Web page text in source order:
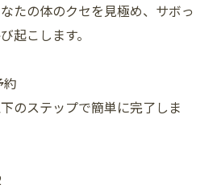
たの体のクセを見極め、サボっ
起こします。
約
のステップで簡単に完了しま